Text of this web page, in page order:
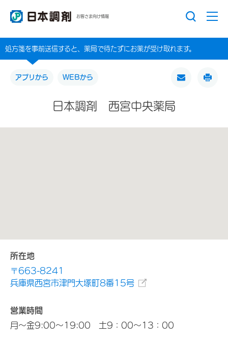
お客さま向け情報
処方箋を事前送信すると、薬局で待たずにお薬が受け取れます。
アプリから WEBから
日本調剤 西宮中央薬局
所在地
〒663-8241
兵庫県西宮市津門大塚町8番15号
営業時間
月～金9:00～19:00 土9：00～13：00